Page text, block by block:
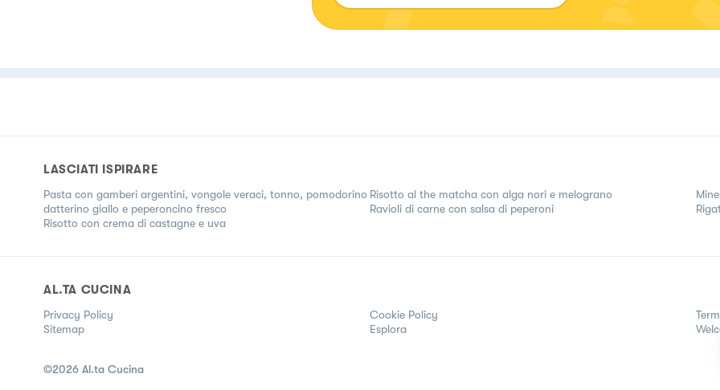
LASCIATI ISPIRARE
Pasta con gamberi argentini, vongole veraci, tonno, pomodorino
datterino giallo e peperoncino fresco
Risotto con crema di castagne e uva
Risotto al the matcha con alga nori e melograno
Ravioli di carne con salsa di peperoni
AL.TA CUCINA
Privacy Policy Cookie Policy
Sitemap
Esplora
©2026 Al.ta Cucina